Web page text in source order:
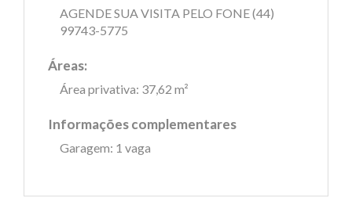
AGENDE SUA VISITA PELO FONE (44)
99743-5775
Áreas:
Área privativa: 37,62 m²
Informações complementares
Garagem: 1 vaga